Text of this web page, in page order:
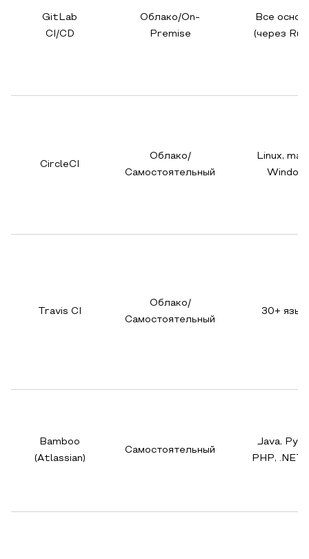
GitLab
CI/CD
Облако/On-
Premise
Все
(через
CircleCI
Облако/
Самостоятельный
Linux,
Travis CI
Облако/
Самостоятельный
30+
Bamboo
(Atlassian)
Самостоятельный
Java,
PHP, .NET